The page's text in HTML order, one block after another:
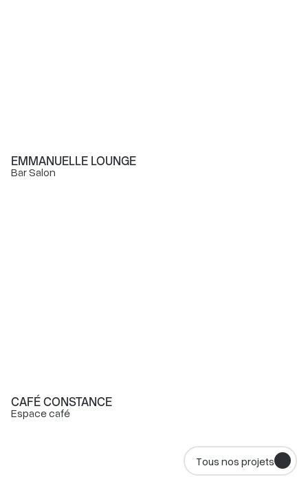
EMMANUELLE LOUNGE
Bar Salon
CAFÉ CONSTANCE
Espace café
Tous nos projets